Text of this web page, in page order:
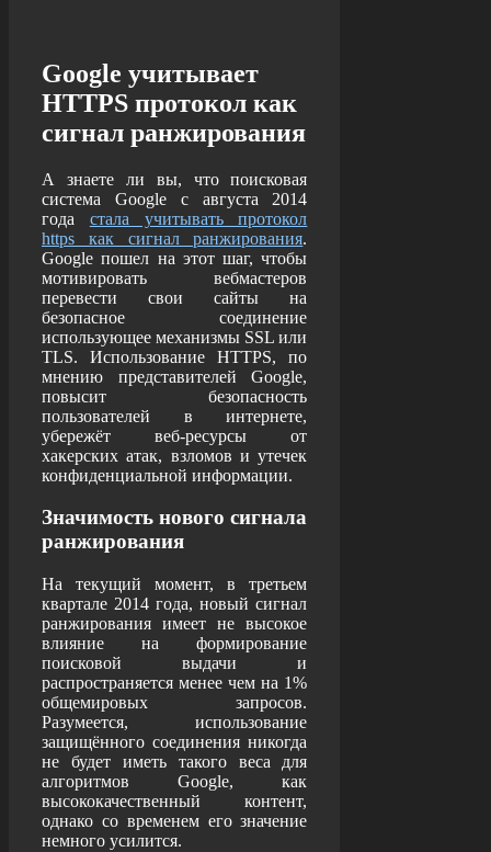
Google учитывает
HTTPS протокол как
сигнал ранжирования
А знаете ли вы, что поисковая
система Google с августа 2014
года стала учитывать протокол
https как сигнал ранжирования.
Google пошел на этот шаг, чтобы
мотивировать вебмастеров
перевести свои сайты на
безопасное соединение
использующее механизмы SSL или
TLS. Использование HTTPS, по
мнению представителей Google,
повысит безопасность
пользователей в интернете,
убережёт веб-ресурсы от
хакерских атак, взломов и утечек
конфиденциальной информации.
Значимость нового сигнала
ранжирования
На текущий момент, в третьем
квартале 2014 года, новый сигнал
ранжирования имеет не высокое
влияние на формирование
поисковой выдачи и
распространяется менее чем на 1%
общемировых запросов.
Разумеется, использование
защищённого соединения никогда
не будет иметь такого веса для
алгоритмов Google, как
высококачественный контент,
однако со временем его значение
немного усилится.